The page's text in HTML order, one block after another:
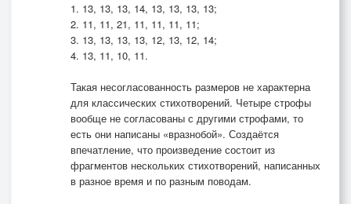
1. 13, 13, 13, 14, 13, 13, 13, 13;
2. 11, 11, 21, 11, 11, 11, 11;
3. 13, 13, 13, 13, 12, 13, 12, 14;
4. 13, 11, 10, 11.
Такая несогласованность размеров не характерна
для классических стихотворений. Четыре строфы
вообще не согласованы с другими строфами, то
есть они написаны «вразнобой». Создаётся
впечатление, что произведение состоит из
фрагментов нескольких стихотворений, написанных
в разное время и по разным поводам.